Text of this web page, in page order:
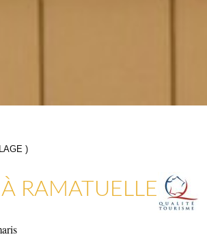
D’ART
& ARTISANS
)
RAMATUELLE